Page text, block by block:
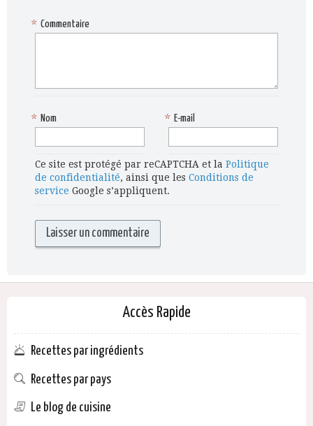
Commentaire
*
Nom
* E-mail
*
Ce site est protégé par reCAPTCHA et la Politique
de confidentialité, ainsi que les Conditions de
service Google s’appliquent.
Accès Rapide
Recettes par ingrédients
Recettes par pays
Le blog de cuisine